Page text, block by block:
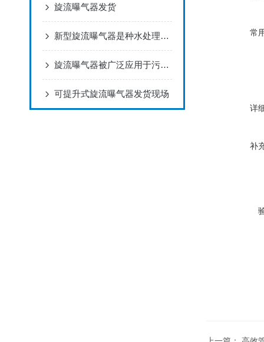
旋流曝气器发货
新型旋流曝气器是种水处理设备
旋流曝气器被广泛应用于污水处理厂和工业废水处理系统中
可提升式旋流曝气器发货现场
常
详
补